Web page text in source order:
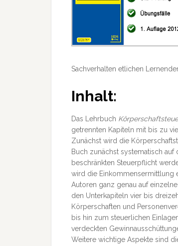
Sachverhalten etlichen
Inhalt:
Das Lehrbuch
getrennten Kapiteln mit bis zu
Zunächst wird die
Buch zunächst systematisch
beschränkten Steuerpflicht
wird die Einkommensermittlung
Autoren ganz genau auf
den Unterkapiteln vier bis
Körperschaften und
bis hin zum steuerlichen
verdeckten
Weitere wichtige Aspekte sind